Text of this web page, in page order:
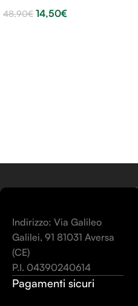
48,90€ 14,50€
Indirizzo: Via Galileo
Galilei, 91 81031 Aversa
(CE)
P.I. 04390240614
Pagamenti sicuri